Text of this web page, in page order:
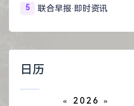
5 联合早报·即时资讯
日历
« 2026 »